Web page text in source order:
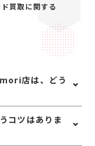
買取に関する
店は、どう
歩約15分。イオ
用頂きイオン
当店まで便利に
コツはありま